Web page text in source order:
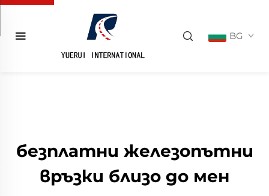
BG
безплатни железопътни
връзки близо до мен